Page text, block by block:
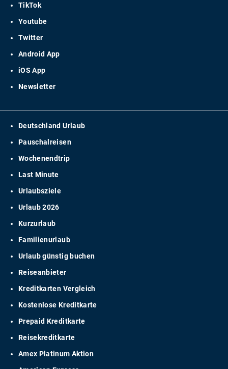
TikTok
Youtube
Twitter
Android App
iOS App
Newsletter
Deutschland Urlaub
Pauschalreisen
Wochenendtrip
Last Minute
Urlaubsziele
Urlaub 2026
Kurzurlaub
Familienurlaub
Urlaub günstig buchen
Reiseanbieter
Kreditkarten Vergleich
Kostenlose Kreditkarte
Prepaid Kreditkarte
Reisekreditkarte
Amex Platinum Aktion